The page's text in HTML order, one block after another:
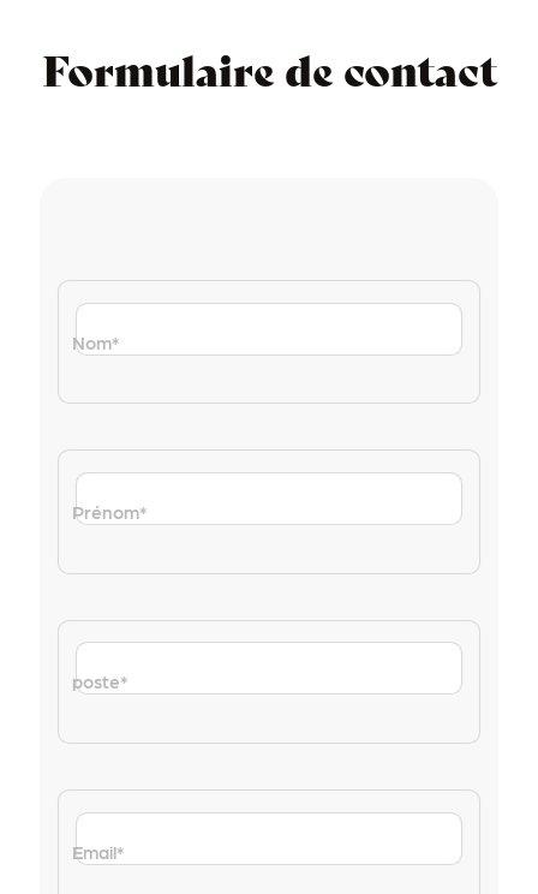
Formulaire de contact
Nom*
Prénom*
poste*
Email*